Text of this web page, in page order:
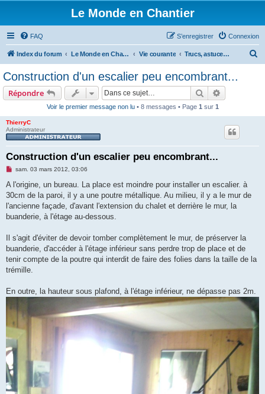
Le Monde en Chantier
FAQ Connexion
S’enregistrer
Index du forum Le Monde en Chantier Vie courante Trucs, astuces, bricolages...
Construction d'un escalier peu encombrant...
Répondre Rechercher
Voir le premier message non lu• 8 messages • Page 1 sur 1
ThierryC
Administrateur
Construction d'un escalier peu encombrant...
M
s
a
g
n
l
u
sam. 03 mars 2012, 03:06
A l'origine, un bureau. La place est moindre pour installer un escalier. à
30cm de la paroi, il y a une poutre métallique. Au milieu, il y a le mur de
l'ancienne façade, d'avant l'extension du chalet et derrière le mur, la
buanderie, à l'étage au-dessous.
Il s'agit d'éviter de devoir tomber complètement le mur, de préserver la
buanderie, d'accéder à l'étage inférieur sans perdre trop de place et de
tenir compte de la poutre qui interdit de faire des folies dans la taille de la
trémille.
En outre, la hauteur sous plafond, à l'étage inférieur, ne dépasse pas 2m.